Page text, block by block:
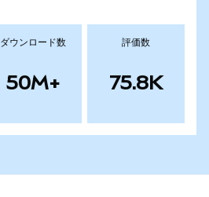
ダウンロード数
50M+
評価数
75.8K